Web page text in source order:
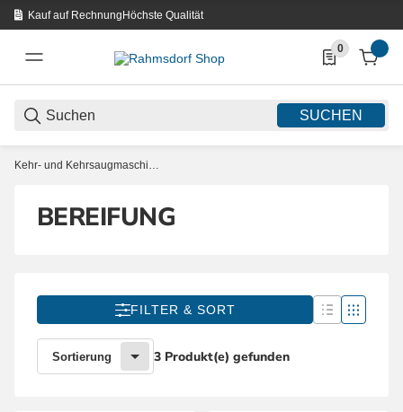
Kauf auf RechnungHöchste Qualität
SUCHEN
0
0 Produkte in
Kehr- und Kehrsaugmaschinen
BEREIFUNG
FILTER & SORT
Sortierung 3 Produkt(e) gefunden